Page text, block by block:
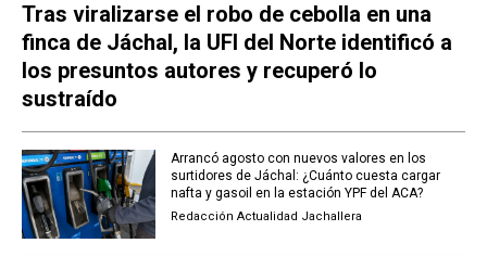
Tras viralizarse el robo de cebolla en una
finca de Jáchal, la UFI del Norte identificó a
los presuntos autores y recuperó lo
sustraído
Arrancó agosto con nuevos valores en los
surtidores de Jáchal: ¿Cuánto cuesta cargar
nafta y gasoil en la estación YPF del ACA?
Redacción Actualidad Jachallera